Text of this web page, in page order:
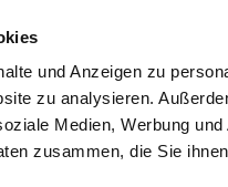
und Anzeigen zu
zu analysieren.
Medien, Werbung
zusammen, die Sie